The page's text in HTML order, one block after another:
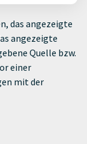
das angezeigte
angezeigte
Quelle bzw.
einer
mit der